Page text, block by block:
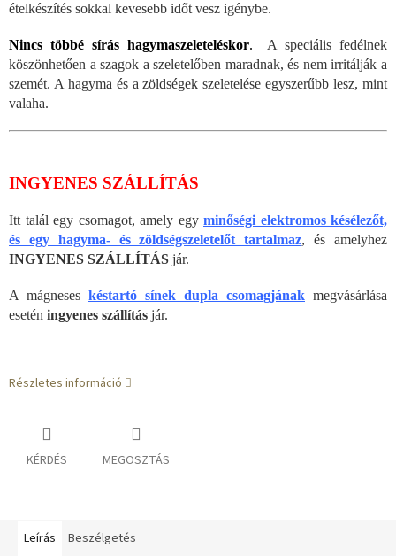
ételkészítés sokkal kevesebb időt vesz igénybe.
Nincs többé sírás hagymaszeleteléskor. A speciális fedélnek
köszönhetően a szagok a szeletelőben maradnak, és nem irritálják a
szemét. A hagyma és a zöldségek szeletelése egyszerűbb lesz, mint
valaha.
INGYENES SZÁLLÍTÁS
Itt talál egy csomagot, amely egy minőségi elektromos késélezőt,
és egy hagyma- és zöldségszeletelőt tartalmaz, és amelyhez
INGYENES SZÁLLÍTÁS jár.
A mágneses késtartó sínek dupla csomagjának megvásárlása
esetén ingyenes szállítás jár.
Részletes információ
KÉRDÉS MEGOSZTÁS
Leírás Beszélgetés